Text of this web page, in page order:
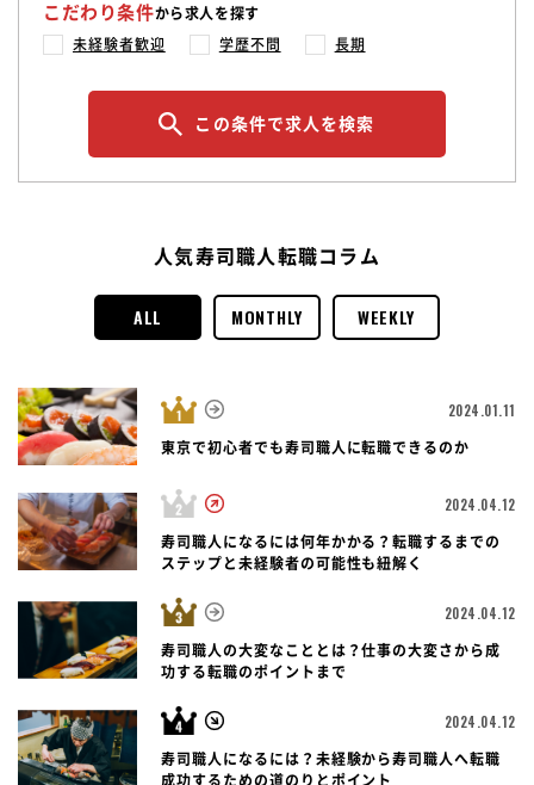
こだわり条件から求人を探す
未経験者歓迎 学歴不問 長期
この条件で求人を検索
人気寿司職人転職コラム
ALL MONTHLY WEEKLY
2024.01.11
東京で初心者でも寿司職人に転職できるのか
2024.04.12
寿司職人になるには何年かかる？転職するまでの
ステップと未経験者の可能性も紐解く
2024.04.12
寿司職人の大変なこととは？仕事の大変さから成
功する転職のポイントまで
2024.04.12
寿司職人になるには？未経験から寿司職人へ転職
成功するための道のりとポイント